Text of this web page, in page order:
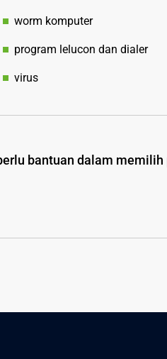
worm komputer
program lelucon dan dialer
virus
bantuan dalam memilih